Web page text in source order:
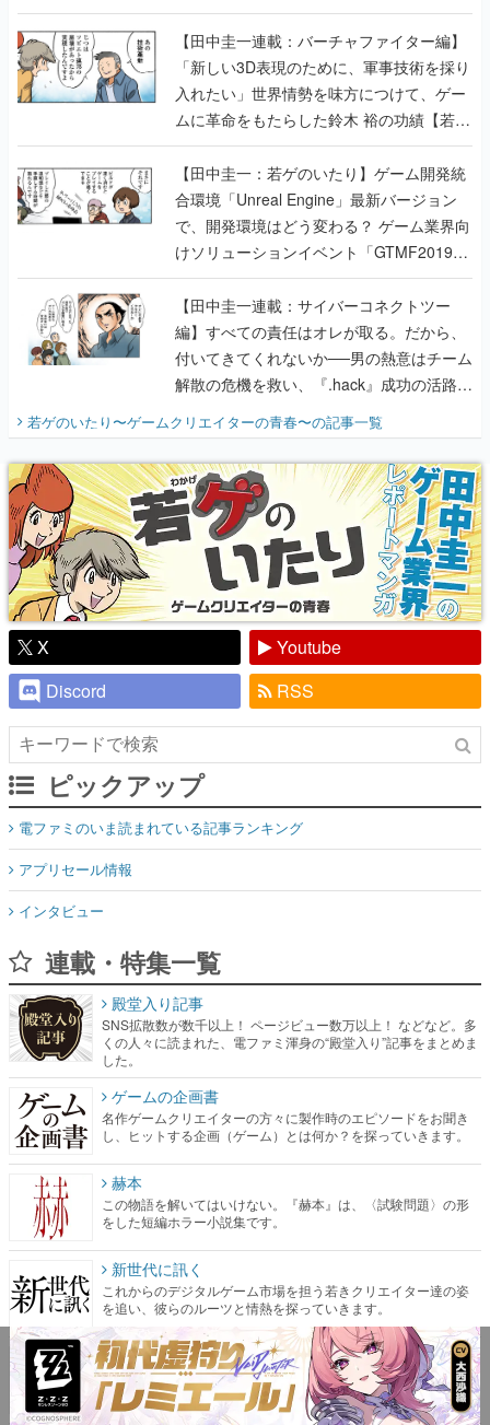
【若ゲのいたり最終回】
【田中圭一連載：バーチャファイター編】
「新しい3D表現のために、軍事技術を採り
入れたい」世界情勢を味方につけて、ゲー
ムに革命をもたらした鈴木 裕の功績【若ゲ
のいたり】
【田中圭一：若ゲのいたり】ゲーム開発統
合環境「Unreal Engine」最新バージョン
で、開発環境はどう変わる？ ゲーム業界向
けソリューションイベント「GTMF2019」
に行って、より理解を深めよう【PR】
【田中圭一連載：サイバーコネクトツー
編】すべての責任はオレが取る。だから、
付いてきてくれないか──男の熱意はチーム
解散の危機を救い、『.hack』成功の活路を
開く。業界の快男児・松山 洋に流れる血は
『少年ジャンプ』色だった【若ゲのいた
り】
若ゲのいたり〜ゲームクリエイターの青春〜の記事一覧
X
Youtube
Discord
RSS
ピックアップ
電ファミのいま読まれている記事ランキング
アプリセール情報
インタビュー
連載・特集一覧
殿堂入り記事
SNS拡散数が数千以上！ ページビュー数万以上！ などなど。多
くの人々に読まれた、電ファミ渾身の“殿堂入り”記事をまとめま
した。
ゲームの企画書
名作ゲームクリエイターの方々に製作時のエピソードをお聞き
し、ヒットする企画（ゲーム）とは何か？を探っていきます。
赫本
この物語を解いてはいけない。『赫本』は、〈試験問題〉の形
をした短編ホラー小説集です。
新世代に訊く
これからのデジタルゲーム市場を担う若きクリエイター達の姿
を追い、彼らのルーツと情熱を探っていきます。
ゲーム世代の作家たち
ゲームに多大な影響を受けた作家さんに取材し、ゲームが日本
のコンテンツ産業やカルチャーに与えた影響を探る企画です。